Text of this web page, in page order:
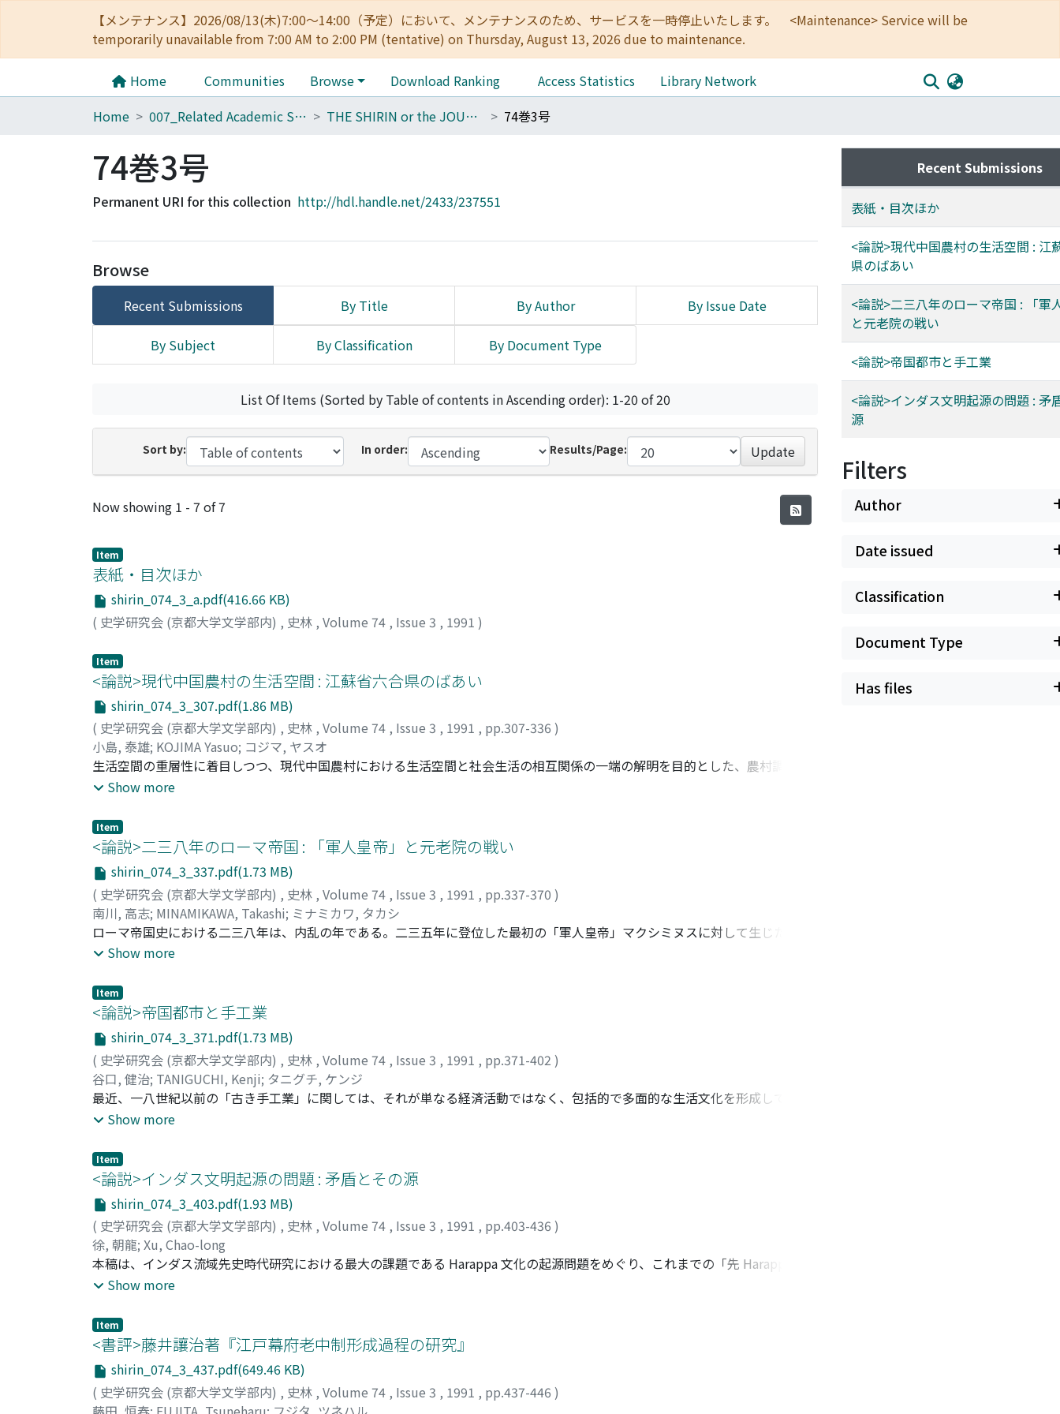
【メンテナンス】2026/08/13(木)7:00～14:00（予定）において、メンテナンスのため、サービスを一時停止いたします。 <Maintenance> Service will be
temporarily unavailable from 7:00 AM to 2:00 PM (tentative) on Thursday, August 13, 2026 due to maintenance.
Home Communities Browse Download Ranking Access Statistics
Library Network
Home
007_Related Academic Societies THE SHIRIN or the JOURNAL OF HISTORY 74巻3号
74巻3号
Permanent URI for this collection http://hdl.handle.net/2433/237551
Browse
Recent Submissions By Title By Author By Issue Date
By Subject By Classification By Document Type
List Of Items (Sorted by Table of contents in Ascending order): 1-20 of 20
Sort by: In order: Results/Page: Update
Recent Submissions
Now showing 1 - 7 of 7
Item
表紙・目次ほか
shirin_074_3_a.pdf(416.66 KB)
( 史学研究会 (京都大学文学部内) , 史林 , Volume 74 , Issue 3 , 1991 )
Item
<論説>現代中国農村の生活空間 : 江蘇省六合県のばあい
shirin_074_3_307.pdf(1.86 MB)
( 史学研究会 (京都大学文学部内) , 史林 , Volume 74 , Issue 3 , 1991 , pp.307-336 )
小島, 泰雄; KOJIMA Yasuo; コジマ, ヤスオ
生活空間の重層性に着目しつつ、現代中国農村における生活空間と社会生活の相互関係の一端の解明を目的とした、農村調査に
基づく実態的検討が本稿では行われる。中国農村研究の有力な分析枠のひとつであるスキナーの市場社会概念の再考も本稿の射
生業としての農業において、生産責任制導入以降の強固な家族経営のもつ個別性に対して、村民小組レベルに確認される村落
は、その生活と生産の二重の近接性に支持され、家族経営の補完的機能を微弱ながらも果たしている。また生産・生活の多段階
に農民と集市・集鎮との経済的関係が見られ、その範域である市場圏の特徴として大規模性と不均質性が指摘される。婚姻をめ
ぐる検討からは、村落が外婚単位的傾向を示すこと、市場圏は調査村の通婚圏を内包するがその婚姻の過程には市場社会概念的
な原理は認められないことなどが明らかとなった。
Show more
Item
<論説>二三八年のローマ帝国 : 「軍人皇帝」と元老院の戦い
shirin_074_3_337.pdf(1.73 MB)
( 史学研究会 (京都大学文学部内) , 史林 , Volume 74 , Issue 3 , 1991 , pp.337-370 )
南川, 高志; MINAMIKAWA, Takashi; ミナミカワ, タカシ
ローマ帝国史における二三八年は、内乱の年である。二三五年に登位した最初の「軍人皇帝」マクシミヌスに対して生じたこの
年の内乱は、元老院の積極的な行動により、遂にこの皇帝を打倒するに至った。多くの研究者の注意を引いたこの年の出来事に
試みた。 先行研究、とりわけこの問題に重要な業績をなしたK・ディーツの見解を検討・批判したのち、その成果をふまえて筆
者は次の如く論じている。即ち、マクシミヌスの登位と統治は、元老院議員階層からの皇帝の遊離を示すものであり、この深刻
な事実から生じた危機感が、首都の元老院議員たちを団結させ、積極的な行動へと至らせた。その意味で、二三八年は、政治支
配層としての元老院議員階層、そしてそれと協同してきた皇帝の政治体制、いわば「アリストクラシーとしての光首政」が最後
の光を放った年なのである。
Show more
Item
<論説>帝国都市と手工業
shirin_074_3_371.pdf(1.73 MB)
( 史学研究会 (京都大学文学部内) , 史林 , Volume 74 , Issue 3 , 1991 , pp.371-402 )
谷口, 健治; TANIGUCHI, Kenji; タニグチ, ケンジ
最近、一八世紀以前の「古き手工業」に関しては、それが単なる経済活動ではなく、包括的で多面的な生活文化を形成していた
という点が強調されるようになってきた。しかし、多面性の具体的な様相についてはそれほど明瞭になっているとは言い難い。
能を経済的機能と並ぶ「古き手工業」のもう一つの重要機能と捉え、手工業が都市の自治体制の中でどのような役割を果たして
いたのかを検討することにした。一八世紀以前の都市の在り方を考慮して、三つの帝国都市を選び、これらの都市における政治
体制と手工業との係わりを検討の手がかりとした。
Show more
Item
<論説>インダス文明起源の問題 : 矛盾とその源
shirin_074_3_403.pdf(1.93 MB)
( 史学研究会 (京都大学文学部内) , 史林 , Volume 74 , Issue 3 , 1991 , pp.403-436 )
徐, 朝龍; Xu, Chao-long
本稿は、インダス流域先史時代研究における最大の課題である Harappa 文化の起源問題をめぐり、これまでの「先 Harappa 文
化説」と「初期 Harappa 文化説」とが抱えている最も根本的な矛盾を指摘し、それらの矛盾の源を解明することを目的とする。
器が明確に異質であるにもかかわらずこれを結び付け、ないしはその異質性を過小評価し、無視した上で成り立っている。この
傾向は二つの要因による。一つは、発掘を経た一部の遺跡で確認された両文化の層位的上下関係を文化継承関係においても、
「先」または「初期」を主張する根拠としていること。もう一つは、盛期 Harappa 文化を産んだ先行文化が未だ発見されていな
いにもかかわらず学説の成立を性急に求めてきたことである。しかし、筆者によれば、両文化が重なりあう遺跡の層位状況を細
かく検討すると、両文化の問には明確な断絶が認められるのであって、従来の学説が成り立つための最大の根拠である、時代の
Show more
Item
<書評>藤井讓治著『江戸幕府老中制形成過程の研究』
shirin_074_3_437.pdf(649.46 KB)
( 史学研究会 (京都大学文学部内) , 史林 , Volume 74 , Issue 3 , 1991 , pp.437-446 )
Recent Submissions
表紙・目次ほか
<論説>現代中国農村の生活空間 : 江
県のばあい
<論説>二三八年のローマ帝国 : 「軍
と元老院の戦い
<論説>帝国都市と手工業
<論説>インダス文明起源の問題 : 矛
源
Filters
Author
Date issued
Classification
Document Type
Has files